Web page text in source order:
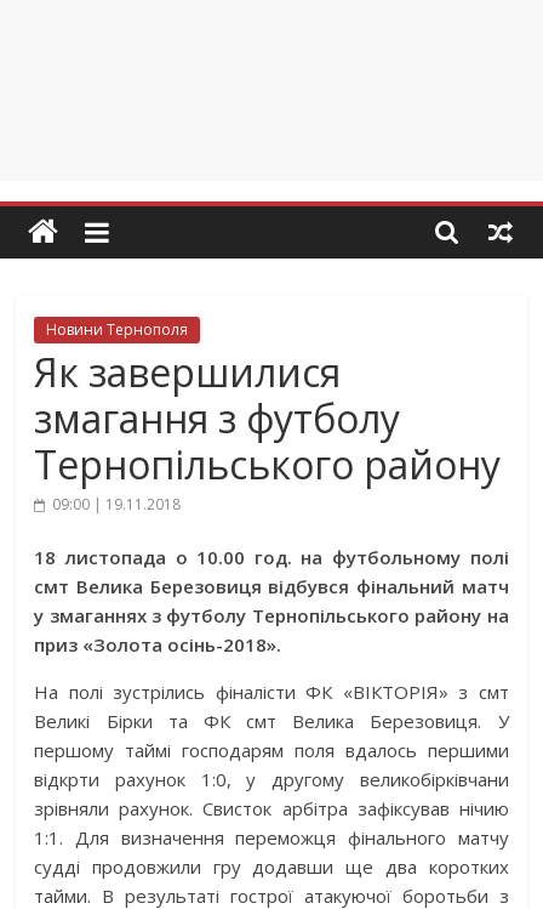
Новини Тернополя
Як завершилися
змагання з футболу
Тернопільського району
09:00 | 19.11.2018
18 листопада о 10.00 год. на футбольному полі
смт Велика Березовиця відбувся фінальний матч
у змаганнях з футболу Тернопільського району на
приз «Золота осінь-2018».
На полі зустрілись фіналісти ФК «ВІКТОРІЯ» з смт
Великі Бірки та ФК смт Велика Березовиця. У
першому таймі господарям поля вдалось першими
відкрти рахунок 1:0, у другому великобірківчани
зрівняли рахунок. Свисток арбітра зафіксував нічию
1:1. Для визначення переможця фінального матчу
судді продовжили гру додавши ще два коротких
тайми. В результаті гострої атакуючої боротьби з